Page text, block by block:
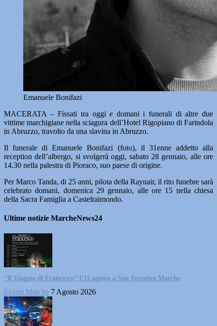
Emanuele Bonifazi
MACERATA – Fissati tra oggi e domani i funerali di altre due
vittime marchigiane nella sciagura dell’Hotel Rigopiano di Farindola
in Abruzzo, travolto da una slavina in Abruzzo.
Il funerale di Emanuele Bonifazi (foto), il 31enne addetto alla
reception dell’albergo, si svolgerà oggi, sabato 28 gennaio, alle ore
14.30 nella palestra di Pioraco, suo paese di origine.
Per Marco Tanda, di 25 anni, pilota della Raynair, il rito funebre sarà
celebrato domani, domenica 29 gennaio, alle ore 15 nella chiesa
della Sacra Famiglia a Castelraimondo.
Ultime notizie MarcheNews24
“Il Viaggio di Francesco” l’11 agosto a San Severino Marche
Eventi Marche 7 Agosto 2026